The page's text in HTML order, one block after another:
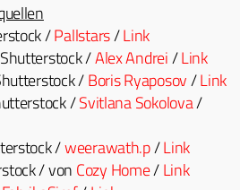
/Pall­stars/Link
/Alex Andrei/Link
/Boris Rya­posov/Link
/Svit­lana Sokolo­va/
/weerawath.p/Link
/ von Cozy Home/Link